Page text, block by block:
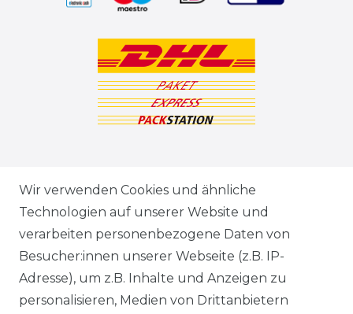
VERSANDARTEN & -KOSTEN
GEWERBETREIBENDE?
HILFE
Wir verwenden Cookies und ähnliche
Technologien auf unserer Website und
verarbeiten personenbezogene Daten von
Besucher:innen unserer Webseite (z.B. IP-
Adresse), um z.B. Inhalte und Anzeigen zu
personalisieren, Medien von Drittanbietern